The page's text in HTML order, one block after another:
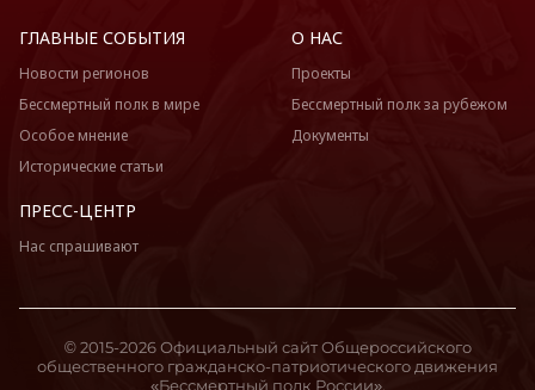
ГЛАВНЫЕ СОБЫТИЯ
Новости регионов
Бессмертный полк в мире
Особое мнение
Исторические статьи
О НАС
Проекты
Бессмертный полк за рубежом
Документы
ПРЕСС-ЦЕНТР
Нас спрашивают
© 2015-2026 Официальный сайт Общероссийского
общественного гражданско-патриотического движения
«Бессмертный полк России».